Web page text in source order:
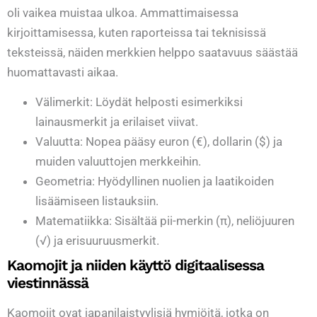
oli vaikea muistaa ulkoa. Ammattimaisessa
kirjoittamisessa, kuten raporteissa tai teknisissä
teksteissä, näiden merkkien helppo saatavuus säästää
huomattavasti aikaa.
Välimerkit: Löydät helposti esimerkiksi
lainausmerkit ja erilaiset viivat.
Valuutta: Nopea pääsy euron (€), dollarin ($) ja
muiden valuuttojen merkkeihin.
Geometria: Hyödyllinen nuolien ja laatikoiden
lisäämiseen listauksiin.
Matematiikka: Sisältää pii-merkin (π), neliöjuuren
(√) ja erisuuruusmerkit.
Kaomojit ja niiden käyttö digitaalisessa
viestinnässä
Kaomojit ovat japanilaistyylisiä hymiöitä, jotka on